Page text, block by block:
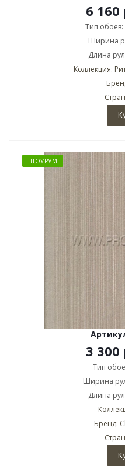
6 160
Тип
Ширина
Длина
Коллекция:
ШОУРУМ
3 300
Тип
Ширина
Длина
Бренд: